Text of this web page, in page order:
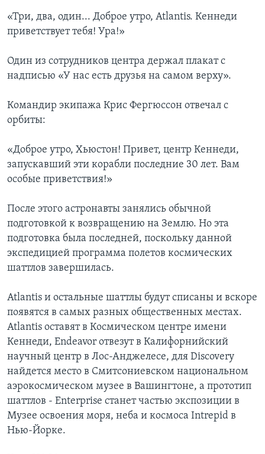
«Три, два, один... Доброе утро, Atlantis. Кеннеди
приветствует тебя! Ура!»
Один из сотрудников центра держал плакат с
надписью «У нас есть друзья на самом верху».
Командир экипажа Крис Фергюссон отвечал с
орбиты:
«Доброе утро, Хьюстон! Привет, центр Кеннеди,
запускавший эти корабли последние 30 лет. Вам
особые приветствия!»
После этого астронавты занялись обычной
подготовкой к возвращению на Землю. Но эта
подготовка была последней, поскольку данной
экспедицией программа полетов космических
шаттлов завершилась.
Atlantis и остальные шаттлы будут списаны и вскоре
появятся в самых разных общественных местах.
Atlantis оставят в Космическом центре имени
Кеннеди, Endeavor отвезут в Калифорнийский
научный центр в Лос-Анджелесе, для Discovery
найдется место в Смитсониевском национальном
аэрокосмическом музее в Вашингтоне, а прототип
шаттлов - Enterprise станет частью экспозиции в
Музее освоения моря, неба и космоса Intrepid в
Нью-Йорке.